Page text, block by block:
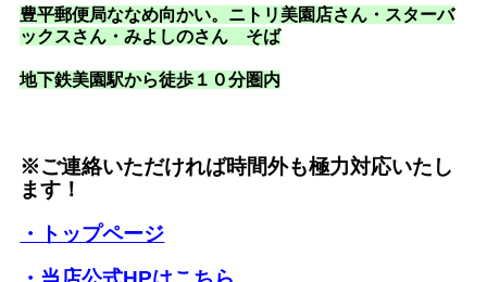
豊平郵便局ななめ向かい。ニトリ美園店さん・スターバ
ックスさん・みよしのさん そば
地下鉄美園駅から徒歩１０分圏内
※ご連絡いただければ時間外も極力対応いたし
ます！
・トップページ